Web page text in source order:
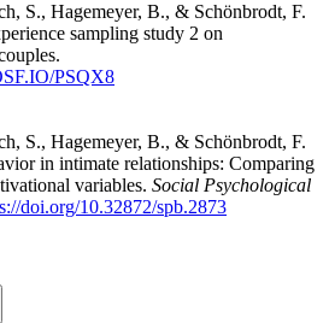
S., Hagemeyer, B., & Schönbrodt, F.
sampling study 2 on
PSQX8
S., Hagemeyer, B., & Schönbrodt, F.
in intimate relationships: Comparing
variables. Social Psychological
doi.org/10.32872/spb.2873